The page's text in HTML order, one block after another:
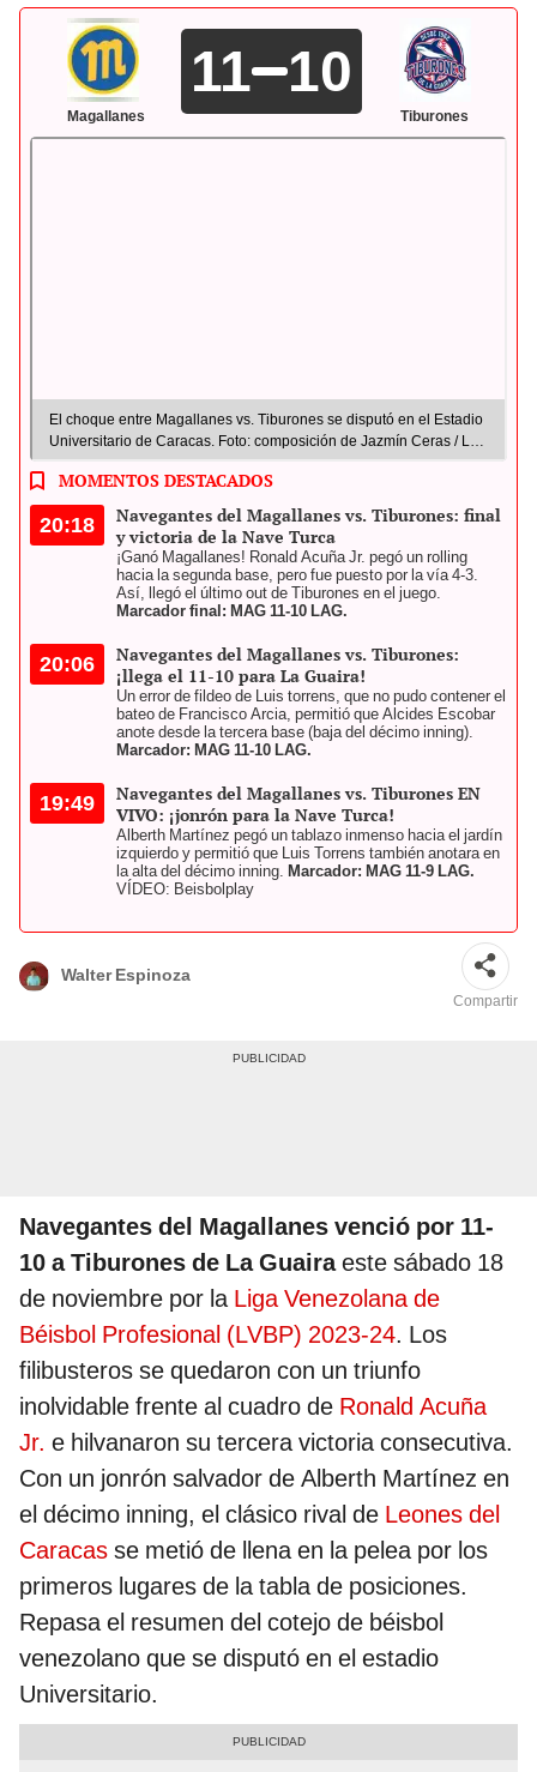
Magallanes
11 10
Tiburones
El choque entre Magallanes vs. Tiburones se disputó en el Estadio
Universitario de Caracas. Foto: composición de Jazmín Ceras / La
República
MOMENTOS DESTACADOS
20:18
Navegantes del Magallanes vs. Tiburones: final
y victoria de la Nave Turca
¡Ganó Magallanes! Ronald Acuña Jr. pegó un rolling
hacia la segunda base, pero fue puesto por la vía 4-3.
Así, llegó el último out de Tiburones en el juego.
Marcador final: MAG 11-10 LAG.
20:06
Navegantes del Magallanes vs. Tiburones:
¡llega el 11-10 para La Guaira!
Un error de fildeo de Luis torrens, que no pudo contener el
bateo de Francisco Arcia, permitió que Alcides Escobar
anote desde la tercera base (baja del décimo inning).
Marcador: MAG 11-10 LAG.
19:49
Navegantes del Magallanes vs. Tiburones EN
VIVO: ¡jonrón para la Nave Turca!
Alberth Martínez pegó un tablazo inmenso hacia el jardín
izquierdo y permitió que Luis Torrens también anotara en
la alta del décimo inning. Marcador: MAG 11-9 LAG.
VÍDEO: Beisbolplay
Walter Espinoza
Compartir
Navegantes del Magallanes venció por 11-
10 a Tiburones de La Guairaeste sábado 18
de noviembre por la Liga Venezolana de
Béisbol Profesional (LVBP) 2023-24. Los
filibusteros se quedaron con un triunfo
inolvidable frente al cuadro de Ronald Acuña
Jr. e hilvanaron su tercera victoria consecutiva.
Con un jonrón salvador de Alberth Martínez en
el décimo inning, el clásico rival de Leones del
Caracas se metió de llena en la pelea por los
primeros lugares de la tabla de posiciones.
Repasa el resumen del cotejo de béisbol
venezolano que se disputó en el estadio
Universitario.